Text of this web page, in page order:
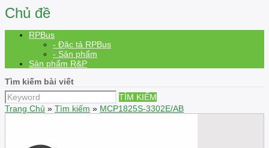
Chủ đề
RPBus
- Đặc tả RPBus
- Sản phẩm
Sản phẩm R&P
Tìm kiếm bài viết
TÌM KIẾM
Trang Chủ » Tìm kiếm » MCP1825S-3302E/AB